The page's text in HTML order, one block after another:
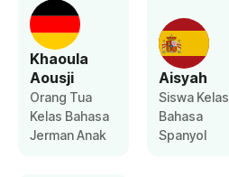
Khaoula
Aousji
Orang Tua
Kelas Bahasa
Jerman Anak
Aisyah
Siswa Kelas
Bahasa
Spanyol